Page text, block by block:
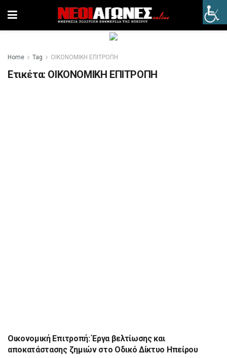
Home Tag ΟΙΚΟΝΟΜΙΚΗ ΕΠΙΤΡΟΠΗ
Ετικέτα: ΟΙΚΟΝΟΜΙΚΗ ΕΠΙΤΡΟΠΗ
ΉΠΕΙΡΟΣ
Οικονομική Επιτροπή: Έργα βελτίωσης και
αποκατάστασης ζημιών στο Οδικό Δίκτυο Ηπείρου